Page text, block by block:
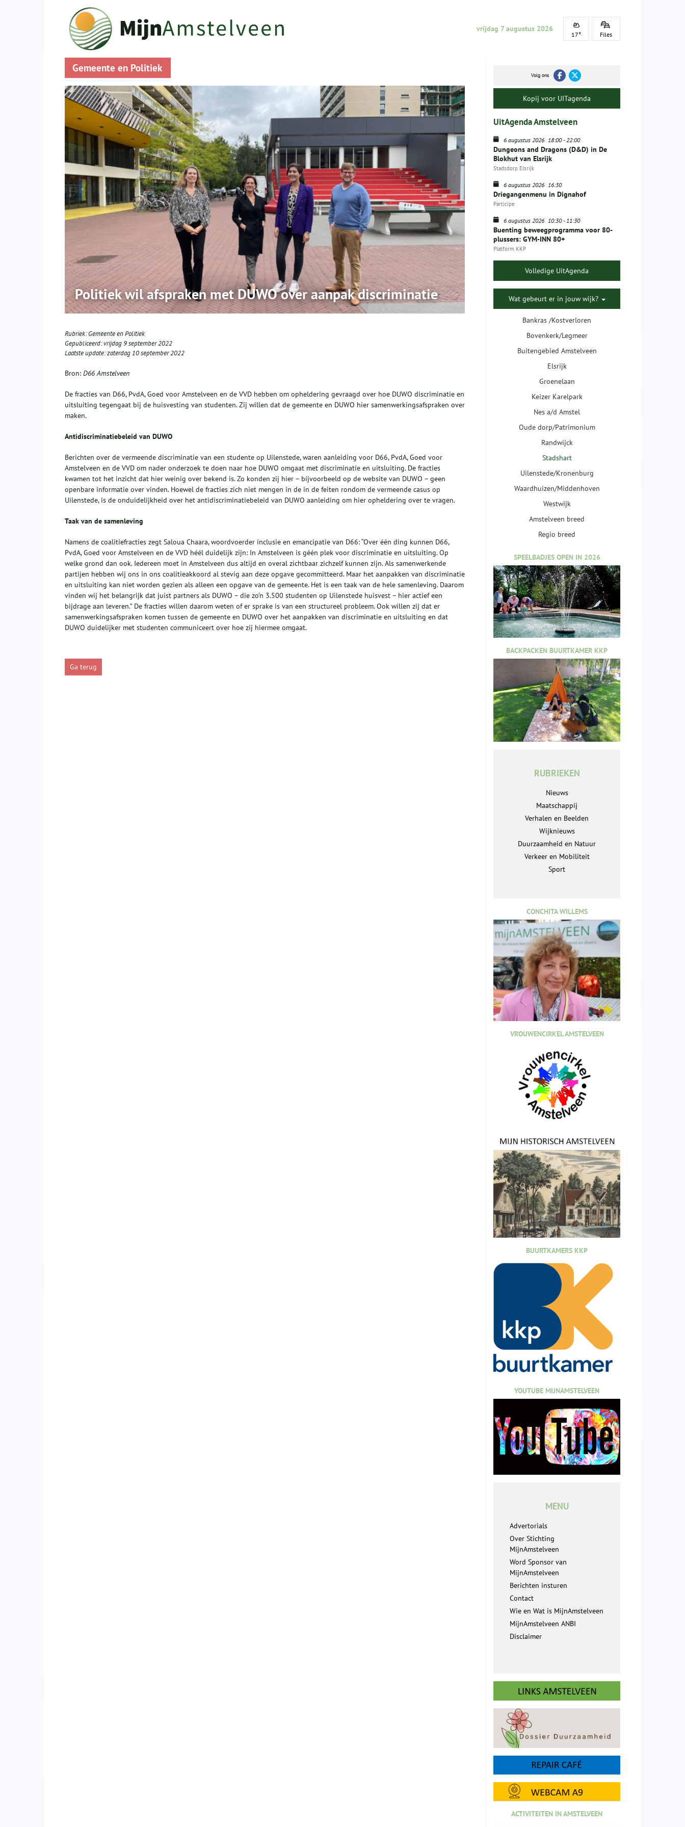
vrijdag 7 augustus 2026
17° Files
Gemeente en Politiek
Politiek wil afspraken met DUWO over aanpak discriminatie
Rubriek:Gemeente en Politiek
Gepubliceerd:vrijdag 9 september 2022
Laatste update:zaterdag 10 september 2022
Bron: D66 Amstelveen
De fracties van D66, PvdA, Goed voor Amstelveen en de VVD hebben om opheldering gevraagd over hoe DUWO discriminatie en
uitsluiting tegengaat bij de huisvesting van studenten. Zij willen dat de gemeente en DUWO hier samenwerkingsafspraken over
maken.
Antidiscriminatiebeleid van DUWO
Berichten over de vermeende discriminatie van een studente op Uilenstede, waren aanleiding voor D66, PvdA, Goed voor
Amstelveen en de VVD om nader onderzoek te doen naar hoe DUWO omgaat met discriminatie en uitsluiting. De fracties
kwamen tot het inzicht dat hier weinig over bekend is. Zo konden zij hier – bijvoorbeeld op de website van DUWO – geen
openbare informatie over vinden. Hoewel de fracties zich niet mengen in de in de feiten rondom de vermeende casus op
Uilenstede, is de onduidelijkheid over het antidiscriminatiebeleid van DUWO aanleiding om hier opheldering over te vragen.
Taak van de samenleving
Namens de coalitiefracties zegt Saloua Chaara, woordvoerder inclusie en emancipatie van D66: “Over één ding kunnen D66,
PvdA, Goed voor Amstelveen en de VVD héél duidelijk zijn: In Amstelveen is géén plek voor discriminatie en uitsluiting. Op
welke grond dan ook. Iedereen moet in Amstelveen dus altijd en overal zichtbaar zichzelf kunnen zijn. Als samenwerkende
partijen hebben wij ons in ons coalitieakkoord al stevig aan deze opgave gecommitteerd. Maar het aanpakken van discriminatie
en uitsluiting kan niet worden gezien als alleen een opgave van de gemeente. Het is een taak van de hele samenleving. Daarom
vinden wij het belangrijk dat juíst partners als DUWO – die zo’n 3.500 studenten op Uilenstede huisvest – hier actief een
bijdrage aan leveren.” De fracties willen daarom weten of er sprake is van een structureel probleem. Ook willen zij dat er
samenwerkingsafspraken komen tussen de gemeente en DUWO over het aanpakken van discriminatie en uitsluiting en dat
DUWO duidelijker met studenten communiceert over hoe zij hiermee omgaat.
Ga terug
Volg ons
Kopij voor UITagenda
UitAgenda Amstelveen
6 augustus 2026 18:00-22:00
Dungeons and Dragons (D&D) in De
Blokhut van Elsrijk
Stadsdorp Elsrijk
6 augustus 2026 16:30
Driegangenmenu in Dignahof
Participe
6 augustus 2026 10:30-11:30
Buenting beweegprogramma voor 80-
plussers: GYM-INN 80+
Platform KKP
Volledige UitAgenda
Wat gebeurt er in jouw wijk?
Bankras /Kostverloren
Bovenkerk/Legmeer
Buitengebied Amstelveen
Elsrijk
Groenelaan
Keizer Karelpark
Nes a/d Amstel
Oude dorp/Patrimonium
Randwijck
Stadshart
Uilenstede/Kronenburg
Waardhuizen/Middenhoven
Westwijk
Amstelveen breed
Regio breed
SPEELBADJES OPEN IN 2026
BACKPACKEN BUURTKAMER KKP
RUBRIEKEN
Nieuws
Maatschappij
Verhalen en Beelden
Wijknieuws
Duurzaamheid en Natuur
Verkeer en Mobiliteit
Sport
CONCHITA WILLEMS
VROUWENCIRKEL AMSTELVEEN
BUURTKAMERS KKP
YOUTUBE MIJNAMSTELVEEN
MENU
Advertorials
Over Stichting
MijnAmstelveen
Word Sponsor van
MijnAmstelveen
Berichten insturen
Contact
Wie en Wat is MijnAmstelveen
MijnAmstelveen ANBI
Disclaimer
ACTIVITEITEN IN AMSTELVEEN